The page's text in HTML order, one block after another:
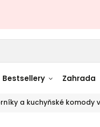
Stolky skladem
Bestsellery Zahrada
a kuchyňské komody